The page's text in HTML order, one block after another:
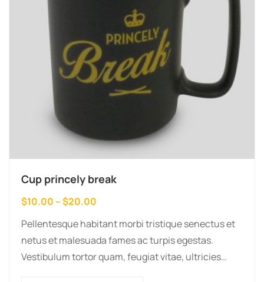
Cup princely break
$10.00 –$20.00
цена:
од
до
Pellentesque habitant morbi tristique senectus et
netus et malesuada fames ac turpis egestas.
Vestibulum tortor quam, feugiat vitae, ultricies